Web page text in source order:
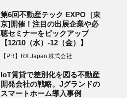
第6回不動産テック EXPO［東
京]開催！注目の出展企業や必
聴セミナーをピックアップ
【12/10（水）-12（金）】
【PR】RX Japan 株式会社
IoT賃貸で差別化を図る不動産
開発会社の戦略。Jグランドの
スマートホーム導入事例